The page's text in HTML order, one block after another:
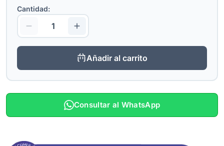
Cantidad:
Añadir al carrito
Consultar al WhatsApp